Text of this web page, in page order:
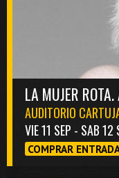
LA MUJER
AUDITORIO
VIE 11 SEP - SAB 12
COMPRAR